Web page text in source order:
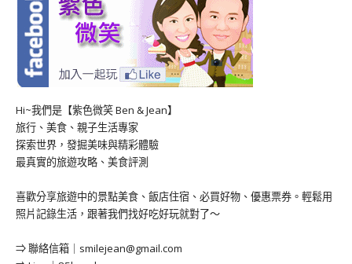
Hi~我們是【紫色微笑 Ben & Jean】
旅行、美食、親子生活專家
探索世界，發掘美味與精彩體驗
最真實的旅遊攻略、美食評測
喜歡分享旅遊中的景點美食、飯店住宿、必買好物、優惠票券。輕鬆用
照片記錄生活，跟著我們找好吃好玩就對了～
⇒ 聯絡信箱｜ smilejean@gmail.com